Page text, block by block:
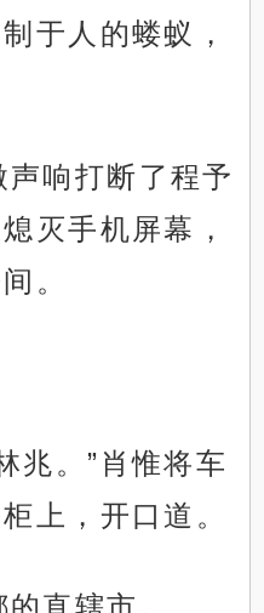
于人的蝼蚁，
响打断了程予
灭手机屏幕，
。
兆。”肖惟将车
上，开口道。
直辖市。